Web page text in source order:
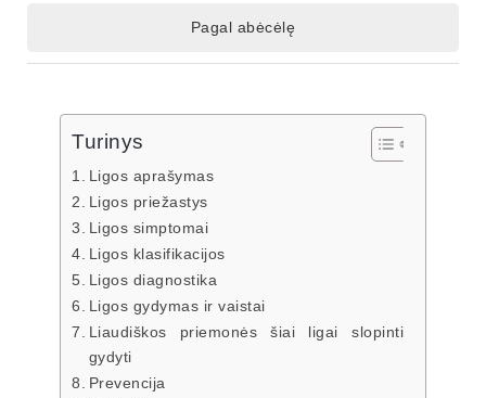
Pagal abėcėlę
Turinys
Ligos aprašymas
Ligos priežastys
Ligos simptomai
Ligos klasifikacijos
Ligos diagnostika
Ligos gydymas ir vaistai
Liaudiškos priemonės šiai ligai slopinti
gydyti
Prevencija